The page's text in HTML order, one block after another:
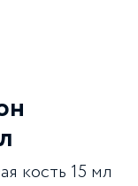
кость 15 мл